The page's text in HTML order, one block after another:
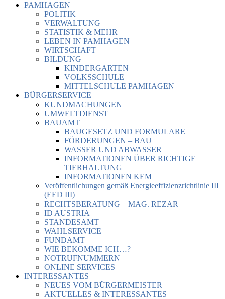
PAMHAGEN
POLITIK
VERWALTUNG
STATISTIK & MEHR
LEBEN IN PAMHAGEN
WIRTSCHAFT
BILDUNG
KINDERGARTEN
VOLKSSCHULE
MITTELSCHULE PAMHAGEN
BÜRGERSERVICE
KUNDMACHUNGEN
UMWELTDIENST
BAUAMT
BAUGESETZ UND FORMULARE
FÖRDERUNGEN – BAU
WASSER UND ABWASSER
INFORMATIONEN ÜBER RICHTIGE
TIERHALTUNG
INFORMATIONEN KEM
Veröffentlichungen gemäß Energieeffizienzrichtlinie III
(EED III)
RECHTSBERATUNG – MAG. REZAR
ID AUSTRIA
STANDESAMT
WAHLSERVICE
FUNDAMT
WIE BEKOMME ICH…?
NOTRUFNUMMERN
ONLINE SERVICES
INTERESSANTES
NEUES VOM BÜRGERMEISTER
AKTUELLES & INTERESSANTES